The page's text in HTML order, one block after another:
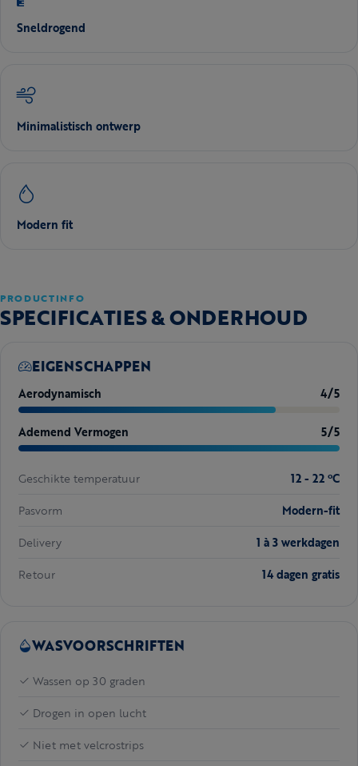
Sneldrogend
Minimalistisch ontwerp
Modern fit
PRODUCTINFO
SPECIFICATIES & ONDERHOUD
EIGENSCHAPPEN
Aerodynamisch 4/5
Ademend Vermogen 5/5
Geschikte temperatuur
12 - 22 ºC
Pasvorm
Modern-fit
Delivery
1 à 3 werkdagen
Retour
14 dagen gratis
WASVOORSCHRIFTEN
Wassen op 30 graden
Drogen in open lucht
Niet met velcrostrips